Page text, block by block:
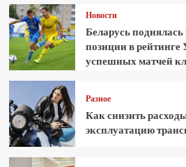
Новости
Беларусь поднялась
позиции в
успешных матчей
Разное
Как снизить
эксплуатацию